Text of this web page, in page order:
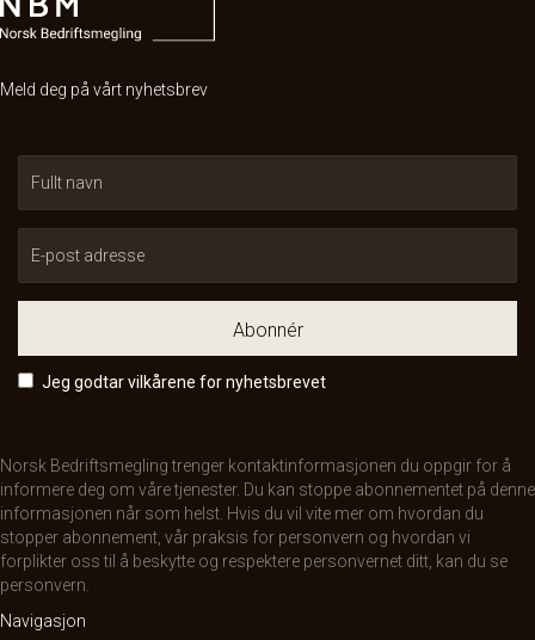
Meld deg på vårt nyhetsbrev
Abonnér
Jeg godtar vilkårene for nyhetsbrevet
Norsk Bedriftsmegling trenger kontaktinformasjonen du oppgir for å
informere deg om våre tjenester. Du kan stoppe abonnementet på denne
informasjonen når som helst. Hvis du vil vite mer om hvordan du
stopper abonnement, vår praksis for personvern og hvordan vi
forplikter oss til å beskytte og respektere personvernet ditt, kan du se
personvern.
Navigasjon